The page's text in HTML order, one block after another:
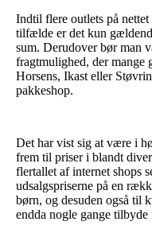
Indtil flere outlets på
tilfælde er det kun
sum. Derudover bør man
fragtmulighed, der mange
Horsens, Ikast eller
pakkeshop.
Det har vist sig at være i
frem til priser i blandt
flertallet af internet shops
udsalgspriserne på en
børn, og desuden også til
endda nogle gange